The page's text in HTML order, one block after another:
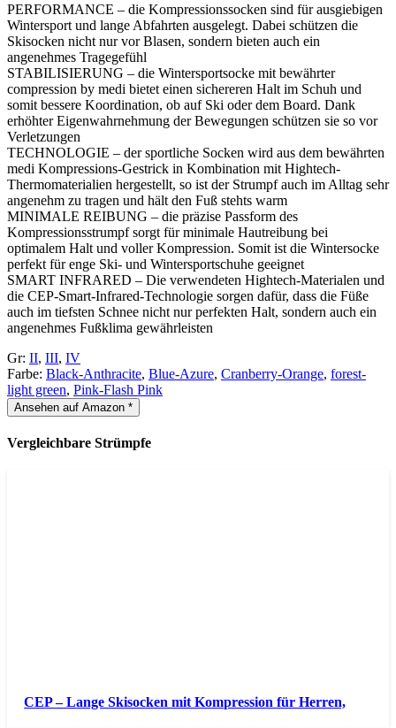
PERFORMANCE – die Kompressionssocken sind für ausgiebigen
Wintersport und lange Abfahrten ausgelegt. Dabei schützen die
Skisocken nicht nur vor Blasen, sondern bieten auch ein
angenehmes Tragegefühl
STABILISIERUNG – die Wintersportsocke mit bewährter
compression by medi bietet einen sichereren Halt im Schuh und
somit bessere Koordination, ob auf Ski oder dem Board. Dank
erhöhter Eigenwahrnehmung der Bewegungen schützen sie so vor
Verletzungen
TECHNOLOGIE – der sportliche Socken wird aus dem bewährten
medi Kompressions-Gestrick in Kombination mit Hightech-
Thermomaterialien hergestellt, so ist der Strumpf auch im Alltag sehr
angenehm zu tragen und hält den Fuß stehts warm
MINIMALE REIBUNG – die präzise Passform des
Kompressionsstrumpf sorgt für minimale Hautreibung bei
optimalem Halt und voller Kompression. Somit ist die Wintersocke
perfekt für enge Ski- und Wintersportschuhe geeignet
SMART INFRARED – Die verwendeten Hightech-Materialen und
die CEP-Smart-Infrared-Technologie sorgen dafür, dass die Füße
auch im tiefsten Schnee nicht nur perfekten Halt, sondern auch ein
angenehmes Fußklima gewährleisten
Gr: II, III, IV
Farbe: Black-Anthracite, Blue-Azure, Cranberry-Orange, forest-
light green, Pink-Flash Pink
Ansehen auf Amazon *
Vergleichbare Strümpfe
CEP – Lange Skisocken mit Kompression für Herren,